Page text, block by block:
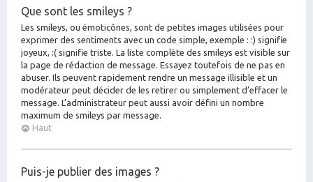
Que sont les smileys ?
Les smileys, ou émoticônes, sont de petites images utilisées pour
exprimer des sentiments avec un code simple, exemple : :) signifie
joyeux, :( signifie triste. La liste complète des smileys est visible sur
la page de rédaction de message. Essayez toutefois de ne pas en
abuser. Ils peuvent rapidement rendre un message illisible et un
modérateur peut décider de les retirer ou simplement d’effacer le
message. L’administrateur peut aussi avoir défini un nombre
maximum de smileys par message.
Haut
Puis-je publier des images ?